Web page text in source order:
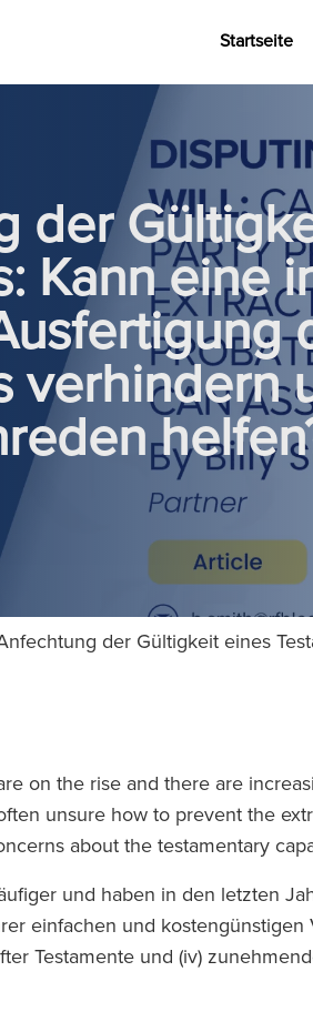
Startseite
der
Kann eine
verhindern
der Gültigkeit eines
on the rise and there are
unsure how to prevent the
about the testamentary
und haben in den letzten
einfachen und
Testamente und (iv)